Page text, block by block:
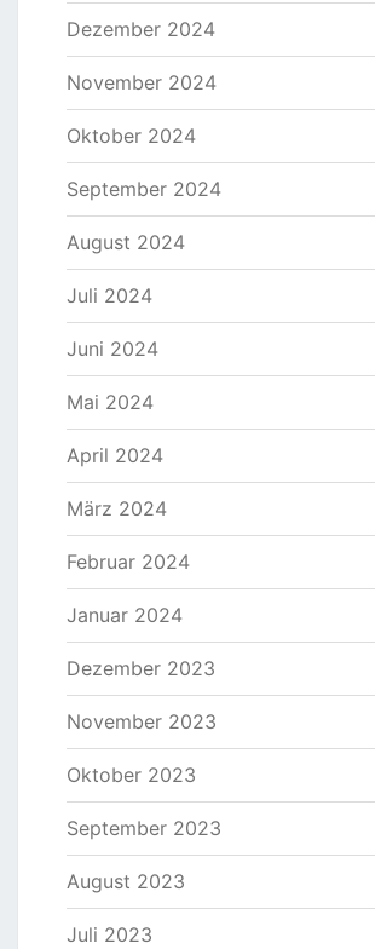
Dezember 2024
November 2024
Oktober 2024
September 2024
August 2024
Juli 2024
Juni 2024
Mai 2024
April 2024
März 2024
Februar 2024
Januar 2024
Dezember 2023
November 2023
Oktober 2023
September 2023
August 2023
Juli 2023